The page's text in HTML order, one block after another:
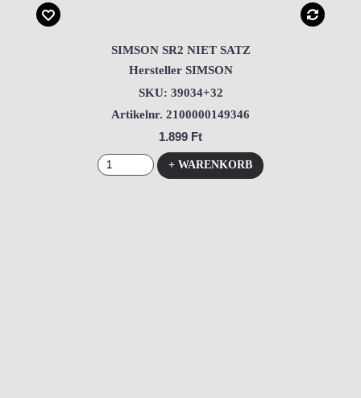
SIMSON SR2 NIET SATZ
Hersteller SIMSON
SKU: 39034+32
Artikelnr. 2100000149346
1.899 Ft
+ WARENKORB